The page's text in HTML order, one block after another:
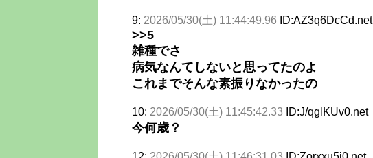
9: 2026/05/30(土) 11:44:49.96 ID:AZ3q6DcCd.net
>>5
雑種でさ
病気なんてしないと思ってたのよ
これまでそんな素振りなかったの
10: 2026/05/30(土) 11:45:42.33 ID:J/qglKUv0.net
今何歳？